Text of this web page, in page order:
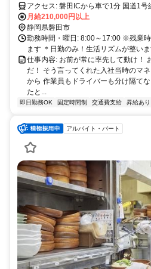
アクセス: 磐田ICから車で1分 国道1号線磐田バイパスから車で5分 磐
田駅から車で13分 御厨駅から車で13
月給210,000円以上
静岡県磐田市
勤務時間・曜日: 8:00～17:00 ※残業
ます ＊日勤のみ！生活リズムが整い
仕事内容: お前が常に率先して動け！
だ！ そう言ってくれた入社当時のマ
から 作業員もドライバーも分け隔て
たと...
即日勤務OK 固定時間制 交通費支給 昇給あり
アルバイト・パート